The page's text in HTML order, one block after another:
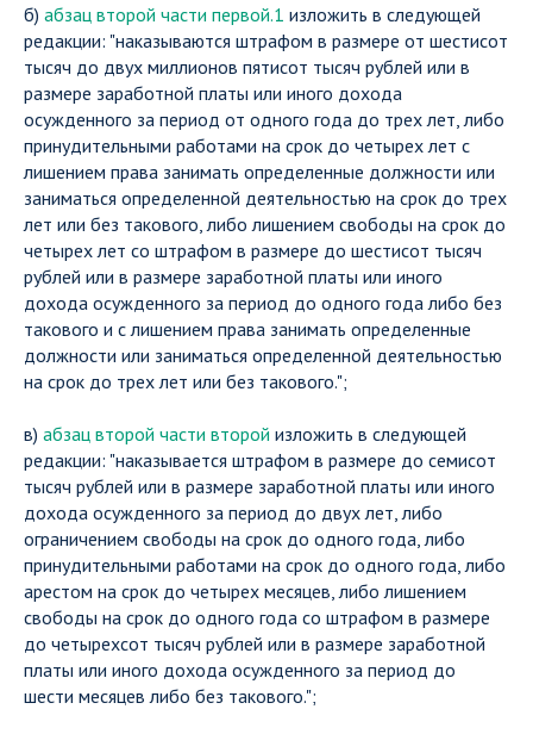
б) абзац второй части первой.1 изложить в следующей
редакции: "наказываются штрафом в размере от шестисот
тысяч до двух миллионов пятисот тысяч рублей или в
размере заработной платы или иного дохода
осужденного за период от одного года до трех лет, либо
принудительными работами на срок до четырех лет с
лишением права занимать определенные должности или
заниматься определенной деятельностью на срок до трех
лет или без такового, либо лишением свободы на срок до
четырех лет со штрафом в размере до шестисот тысяч
рублей или в размере заработной платы или иного
дохода осужденного за период до одного года либо без
такового и с лишением права занимать определенные
должности или заниматься определенной деятельностью
на срок до трех лет или без такового.";
в) абзац второй части второй изложить в следующей
редакции: "наказывается штрафом в размере до семисот
тысяч рублей или в размере заработной платы или иного
дохода осужденного за период до двух лет, либо
ограничением свободы на срок до одного года, либо
принудительными работами на срок до одного года, либо
арестом на срок до четырех месяцев, либо лишением
свободы на срок до одного года со штрафом в размере
до четырехсот тысяч рублей или в размере заработной
платы или иного дохода осужденного за период до
шести месяцев либо без такового.";